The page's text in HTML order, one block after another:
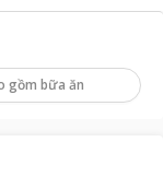
gồm bữa ăn